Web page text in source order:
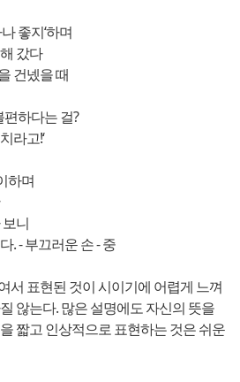
좋지‘하며
갔다
건넸을 때
편하다는 걸?
라고!‘
하며
니
. - 부끄러운 손 - 중
서 표현된 것이 시이기에 어렵게 느껴
않는다. 많은 설명에도 자신의 뜻을
짧고 인상적으로 표현하는 것은 쉬운